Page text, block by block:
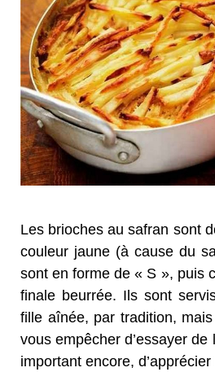
Les brioches au safran sont
couleur jaune (à cause du
sont en forme de « S », puis
finale beurrée. Ils sont
fille aînée, par tradition,
vous empêcher d’essayer
important encore,